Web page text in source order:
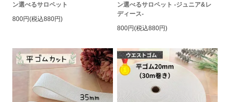
ン選べるサロペット
800円(税込880円)
ン選べるサロペット -ジュニア&レ
ディース-
800円(税込880円)